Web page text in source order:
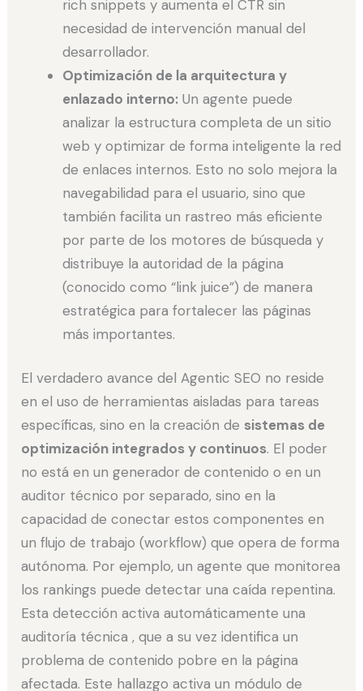
rich snippets y aumenta el CTR sin
necesidad de intervención manual del
desarrollador.
Optimización de la arquitectura y
enlazado interno: Un agente puede
analizar la estructura completa de un sitio
web y optimizar de forma inteligente la red
de enlaces internos. Esto no solo mejora la
navegabilidad para el usuario, sino que
también facilita un rastreo más eficiente
por parte de los motores de búsqueda y
distribuye la autoridad de la página
(conocido como “link juice”) de manera
estratégica para fortalecer las páginas
más importantes.
El verdadero avance del Agentic SEO no reside
en el uso de herramientas aisladas para tareas
específicas, sino en la creación de sistemas de
optimización integrados y continuos. El poder
no está en un generador de contenido o en un
auditor técnico por separado, sino en la
capacidad de conectar estos componentes en
un flujo de trabajo (workflow) que opera de forma
autónoma. Por ejemplo, un agente que monitorea
los rankings puede detectar una caída repentina.
Esta detección activa automáticamente una
auditoría técnica , que a su vez identifica un
problema de contenido pobre en la página
afectada. Este hallazgo activa un módulo de